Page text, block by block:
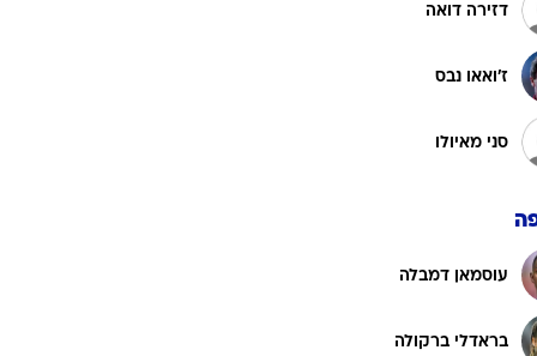
דזירה דואה
ז'ואאו נבס
סני מאיולו
עוסמאן דמבלה
בראדלי ברקולה